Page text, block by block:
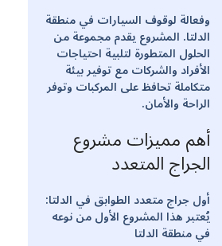
وفعالة لوقوف السيارات في منطقة
الدلتا. المشروع يقدم مجموعة من
الحلول المتطورة لتلبية احتياجات
الأفراد والشركات مع توفير بيئة
متكاملة تحافظ على المركبات وتوفر
الراحة والأمان.
أهم مميزات مشروع
الجراج المتعدد
أول جراج متعدد الطوابق في الدلتا:
يُعتبر هذا المشروع الأول من نوعه
في منطقة الدلتا